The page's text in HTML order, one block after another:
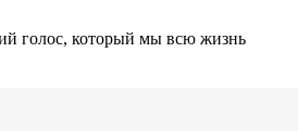
голос, который мы всю жизнь